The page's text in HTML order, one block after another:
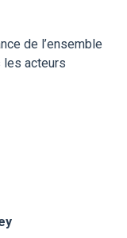
de l’ensemble
acteurs